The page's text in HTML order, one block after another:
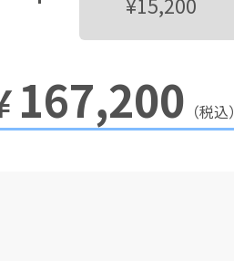
167,200 （税込）